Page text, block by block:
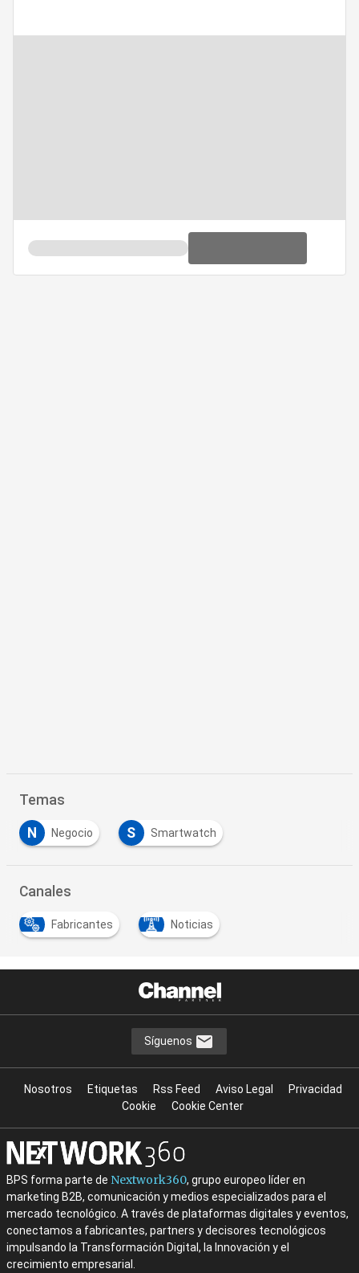
Temas
N Negocio S Smartwatch
Canales
Fabricantes Noticias
Síguenos
Nosotros Etiquetas Rss Feed Aviso Legal
Privacidad
Cookie
Cookie Center
BPS forma parte de Nextwork360, grupo europeo líder en
marketing B2B, comunicación y medios especializados para el
mercado tecnológico. A través de plataformas digitales y eventos,
conectamos a fabricantes, partners y decisores tecnológicos
impulsando la Transformación Digital, la Innovación y el
crecimiento empresarial.